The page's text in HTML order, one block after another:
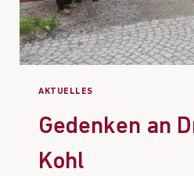
AKTUELLES
Gedenken an
Kohl